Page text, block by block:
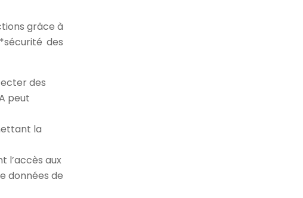
grâce à
des
des
peut
la
l’accès aux
données de